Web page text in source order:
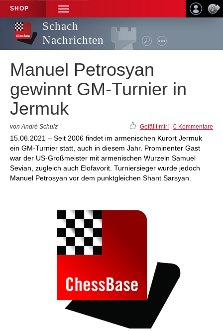
SHOP
TOGGLE
NAVIGATION
Schach
Nachrichten
Manuel Petrosyan
gewinnt GM-Turnier in
Jermuk
von André Schulz Gefällt mir! 0 Kommentare
15.06.2021 – Seit 2006 findet im armenischen Kurort Jermuk
ein GM-Turnier statt, auch in diesem Jahr. Prominenter Gast
war der US-Großmeister mit armenischen Wurzeln Samuel
Sevian, zugleich auch Elofavorit. Turniersieger wurde jedoch
Manuel Petrosyan vor dem punktgleichen Shant Sarsyan.